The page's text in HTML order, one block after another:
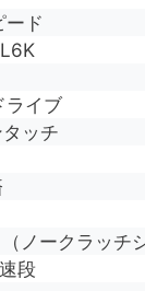
ード
ライブ
ッチ
ノークラッチ
段